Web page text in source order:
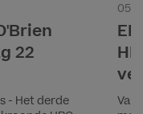
22
- Het derde
05/
Van